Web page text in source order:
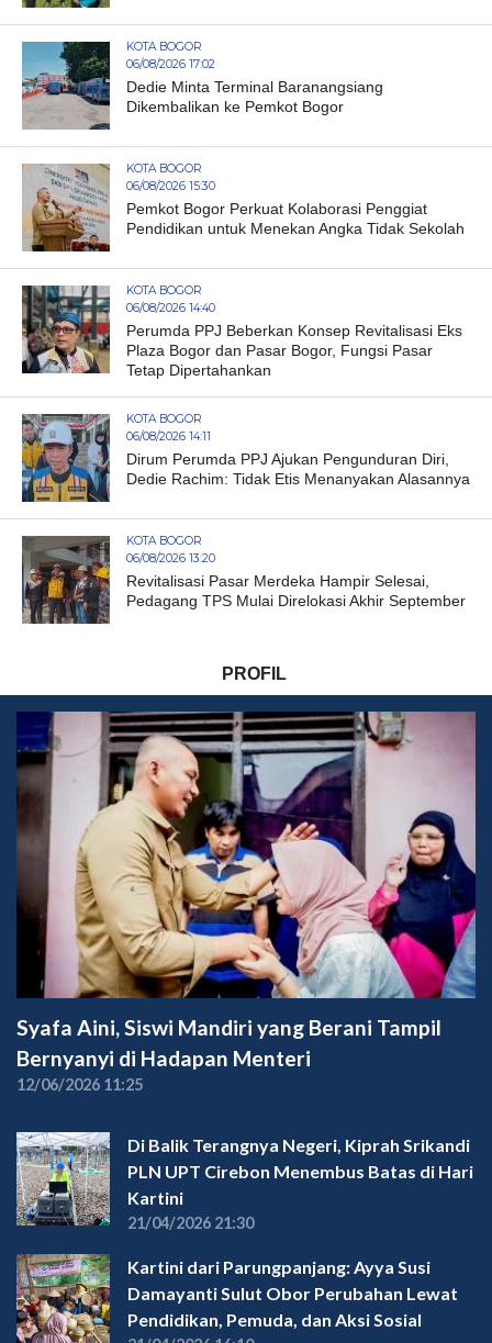
KOTA BOGOR
06/08/2026 17:02
Dedie Minta Terminal Baranangsiang
Dikembalikan ke Pemkot Bogor
KOTA BOGOR
06/08/2026 15:30
Pemkot Bogor Perkuat Kolaborasi Penggiat
Pendidikan untuk Menekan Angka Tidak Sekolah
KOTA BOGOR
06/08/2026 14:40
Perumda PPJ Beberkan Konsep Revitalisasi Eks
Plaza Bogor dan Pasar Bogor, Fungsi Pasar
Tetap Dipertahankan
KOTA BOGOR
06/08/2026 14:11
Dirum Perumda PPJ Ajukan Pengunduran Diri,
Dedie Rachim: Tidak Etis Menanyakan Alasannya
KOTA BOGOR
06/08/2026 13:20
Revitalisasi Pasar Merdeka Hampir Selesai,
Pedagang TPS Mulai Direlokasi Akhir September
PROFIL
Syafa Aini, Siswi Mandiri yang Berani Tampil
Bernyanyi di Hadapan Menteri
12/06/2026 11:25
Di Balik Terangnya Negeri, Kiprah Srikandi
PLN UPT Cirebon Menembus Batas di Hari
Kartini
21/04/2026 21:30
Kartini dari Parungpanjang: Ayya Susi
Damayanti Sulut Obor Perubahan Lewat
Pendidikan, Pemuda, dan Aksi Sosial